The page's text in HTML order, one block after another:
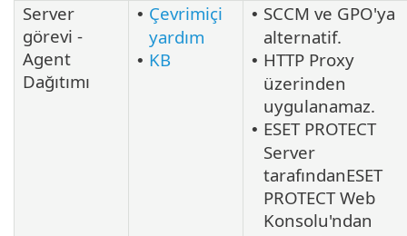
Server
görevi -
Agent
Dağıtımı
• Çevrimiçi
yardım
• KB
• SCCM ve GPO'ya
alternatif.
• HTTP Proxy
üzerinden
uygulanamaz.
• ESET PROTECT
Server
tarafındanESET
PROTECT Web
Konsolu'ndan